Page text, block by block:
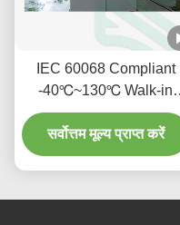
IEC 60068 Compliant
-40℃~130℃ Walk-in
Constant Temperature
And Humidity Test
Chamber
सर्वोत्तम मूल्य प्राप्त करें